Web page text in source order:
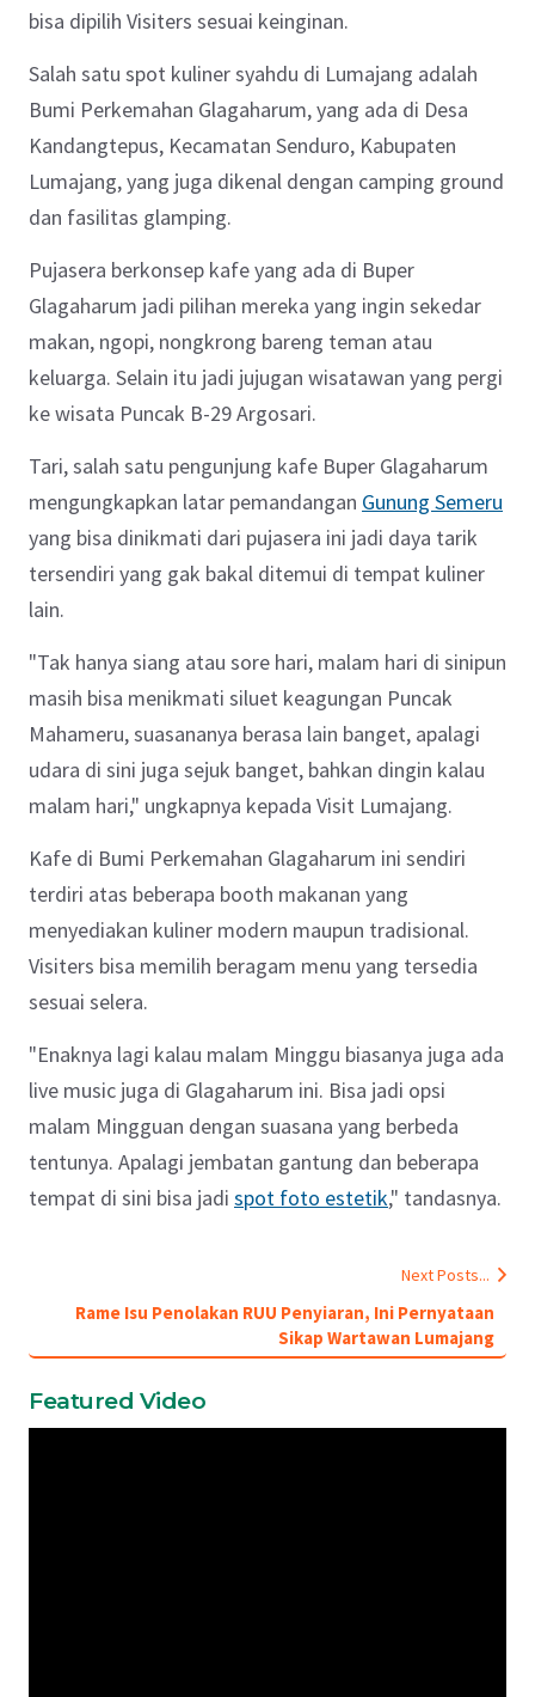
bisa dipilih Visiters sesuai keinginan.
Salah satu spot kuliner syahdu di Lumajang adalah
Bumi Perkemahan Glagaharum, yang ada di Desa
Kandangtepus, Kecamatan Senduro, Kabupaten
Lumajang, yang juga dikenal dengan camping ground
dan fasilitas glamping.
Pujasera berkonsep kafe yang ada di Buper
Glagaharum jadi pilihan mereka yang ingin sekedar
makan, ngopi, nongkrong bareng teman atau
keluarga. Selain itu jadi jujugan wisatawan yang pergi
ke wisata Puncak B-29 Argosari.
Tari, salah satu pengunjung kafe Buper Glagaharum
mengungkapkan latar pemandangan Gunung Semeru
yang bisa dinikmati dari pujasera ini jadi daya tarik
tersendiri yang gak bakal ditemui di tempat kuliner
lain.
"Tak hanya siang atau sore hari, malam hari di sinipun
masih bisa menikmati siluet keagungan Puncak
Mahameru, suasananya berasa lain banget, apalagi
udara di sini juga sejuk banget, bahkan dingin kalau
malam hari," ungkapnya kepada Visit Lumajang.
Kafe di Bumi Perkemahan Glagaharum ini sendiri
terdiri atas beberapa booth makanan yang
menyediakan kuliner modern maupun tradisional.
Visiters bisa memilih beragam menu yang tersedia
sesuai selera.
"Enaknya lagi kalau malam Minggu biasanya juga ada
live music juga di Glagaharum ini. Bisa jadi opsi
malam Mingguan dengan suasana yang berbeda
tentunya. Apalagi jembatan gantung dan beberapa
tempat di sini bisa jadi spot foto estetik," tandasnya.
Next Posts...
Rame Isu Penolakan RUU Penyiaran, Ini Pernyataan
Sikap Wartawan Lumajang
Featured Video